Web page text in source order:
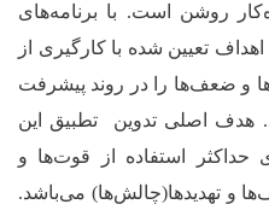
روشن است. با برنامههای
تعیین شده با کارگیری از
و ضعف‌ها را در روند پیشرفت
هدف اصلی تدوین تطبیق این
حداکثر استفاده از قوت‌ها و
و تهدیدها(چالش‌ها) می‌باشد.